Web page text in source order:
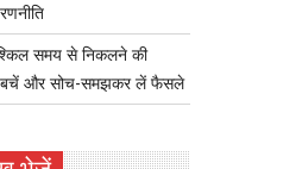
समय से निकलने की
बचें और सोच-समझकर लें फैसले